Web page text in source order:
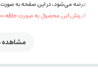
عرضه می‌شود، در این صفحه به صورت
فروش این محصول به صورت حلقه 100 متری می‌باشد.
استانداردهای ملی و بین‌المللی،
مشاهده